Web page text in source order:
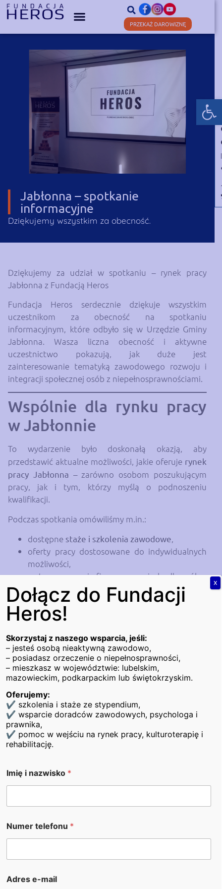
PRZEKAŻ DAROWIZNĘ
Jabłonna – spotkanie
informacyjne
Dziękujemy wszystkim za obecność.
Dziękujemy za udział w spotkaniu – rynek pracy
Jabłonna z Fundacją Heros
Fundacja Heros serdecznie dziękuje wszystkim
uczestnikom za obecność na spotkaniu
informacyjnym, które odbyło się w Urzędzie Gminy
Jabłonna. Wasza liczna obecność i aktywne
uczestnictwo pokazują, jak duże jest
zainteresowanie tematyką zawodowego rozwoju i
integracji społecznej osób z niepełnosprawnościami.
Wspólnie dla rynku pracy
w Jabłonnie
To wydarzenie było doskonałą okazją, aby
przedstawić aktualne możliwości, jakie oferuje rynek
pracy Jabłonna – zarówno osobom poszukującym
pracy, jak i tym, którzy myślą o podnoszeniu
kwalifikacji.
Podczas spotkania omówiliśmy m.in.:
dostępne staże i szkolenia zawodowe,
oferty pracy dostosowane do indywidualnych
możliwości,
systemy wsparcia finansowego i ulg dla osób z
niepełnosprawnościami,
działania Fundacji Heros na rzecz aktywizacji
zawodowej i społecznej.
Wsparcie, które działa
Naszą misją jest wspieranie osób z
niepełnosprawnościami w odnalezieniu się na rynku
pracy oraz ułatwienie im powrotu do aktywności
zawodowej. Cieszymy się, że mogliśmy odpowiedzieć
na tak wiele pytań i podzielić się konkretnymi
rozwiązaniami, które pomagają w realnym życiu
zawodowym.
Serdecznie dziękujemyUrzędowi Gminy Jabłonnaza
inicjatywy. Takie partnerstwa są kluczem do
tworzenia dostępnych, inkluzyjnych i
Do zobaczenia!
Dołącz do Fundacji
Heros!
Skorzystaj z naszego wsparcia, jeśli:
– jesteś osobą nieaktywną zawodowo,
– posiadasz orzeczenie o niepełnosprawności,
– mieszkasz w województwie: lubelskim,
mazowieckim, podkarpackim lub świętokrzyskim.
Oferujemy:
✔ szkolenia i staże ze stypendium,
✔ wsparcie doradców zawodowych, psychologa i
prawnika,
✔ pomoc w wejściu na rynek pracy, kulturoterapię i
rehabilitację.
Imię i nazwisko *
Numer telefonu *
Adres e-mail
X